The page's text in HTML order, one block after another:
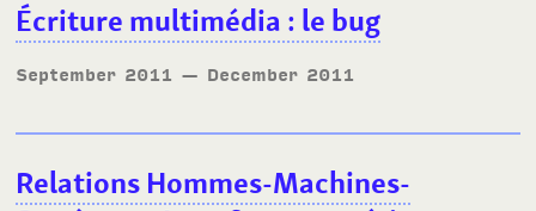
Écriture multimédia : le bug
September 2011 — December 2011
Relations Hommes-Machines-